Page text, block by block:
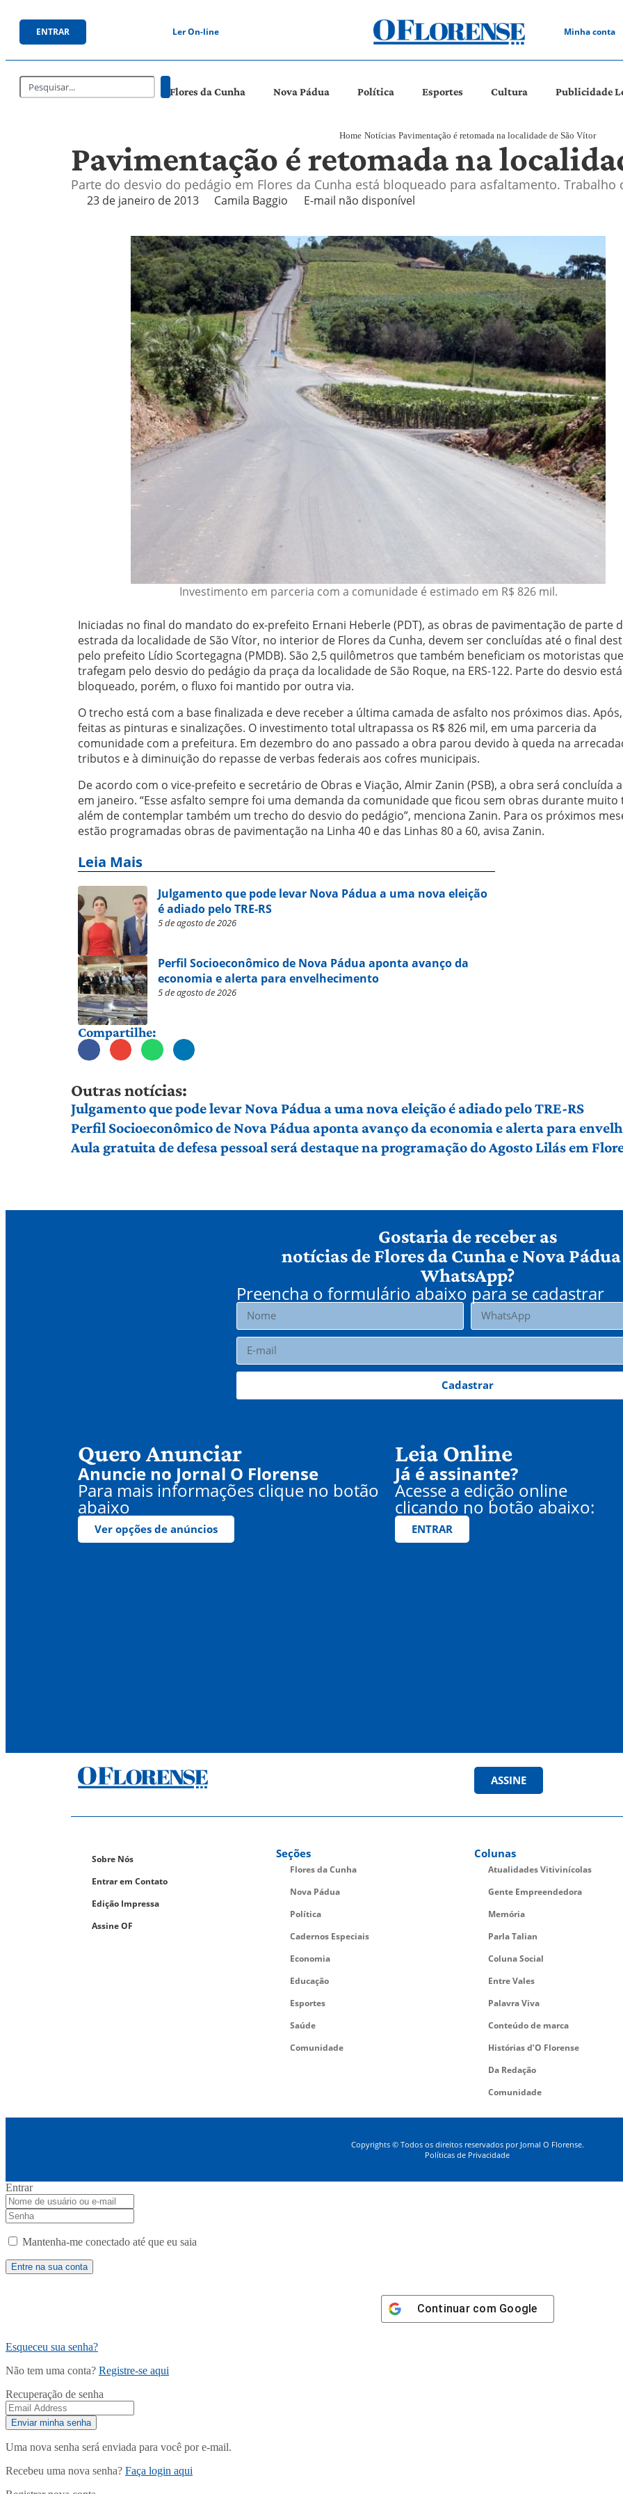
ENTRAR Ler On-line Minha conta
Flores da Cunha Nova Pádua Política Esportes Cultura Publicidade
Home Notícias Pavimentação é retomada na localidade de São Vítor
Pavimentação é retomada na
Parte do desvio do pedágio em Flores da Cunha está bloqueado para asfaltamento.
23 de janeiro de 2013 Camila Baggio E-mail não disponível
Investimento em parceria com a comunidade é estimado em R$ 826 mil.
Iniciadas no final do mandato do ex-prefeito Ernani Heberle (PDT), as obras de pavimentação de parte
estrada da localidade de São Vítor, no interior de Flores da Cunha, devem ser concluídas até o final
pelo prefeito Lídio Scortegagna (PMDB). São 2,5 quilômetros que também beneficiam os motoristas que
trafegam pelo desvio do pedágio da praça da localidade de São Roque, na ERS-122. Parte do desvio está
bloqueado, porém, o fluxo foi mantido por outra via.
O trecho está com a base finalizada e deve receber a última camada de asfalto nos próximos dias.
feitas as pinturas e sinalizações. O investimento total ultrapassa os R$ 826 mil, em uma parceria da
comunidade com a prefeitura. Em dezembro do ano passado a obra parou devido à queda na
tributos e à diminuição do repasse de verbas federais aos cofres municipais.
De acordo com o vice-prefeito e secretário de Obras e Viação, Almir Zanin (PSB), a obra será concluída
em janeiro. “Esse asfalto sempre foi uma demanda da comunidade que ficou sem obras durante muito
além de contemplar também um trecho do desvio do pedágio”, menciona Zanin. Para os próximos
estão programadas obras de pavimentação na Linha 40 e das Linhas 80 a 60, avisa Zanin.
Leia Mais
Julgamento que pode levar Nova Pádua a uma nova eleição
é adiado pelo TRE-RS
5 de agosto de 2026
Perfil Socioeconômico de Nova Pádua aponta avanço da
economia e alerta para envelhecimento
5 de agosto de 2026
Compartilhe:
Outras notícias:
Julgamento que pode levar Nova Pádua a uma nova eleição é adiado pelo TRE-RS
Perfil Socioeconômico de Nova Pádua aponta avanço da economia e alerta para
Aula gratuita de defesa pessoal será destaque na programação do Agosto Lilás em
Gostaria de receber as
notícias de Flores da Cunha e Nova
WhatsApp?
Preencha o formulário abaixo para se cadastrar
Cadastrar
Quero Anunciar
Anuncie no Jornal O Florense
Para mais informações clique no botão
abaixo
Ver opções de anúncios
Leia Online
Já é assinante?
Acesse a edição online
clicando no botão abaixo:
ENTRAR
ASSINE
Sobre Nós
Entrar em Contato
Edição Impressa
Assine OF
Seções
Flores da Cunha
Nova Pádua
Política
Cadernos Especiais
Economia
Educação
Esportes
Saúde
Comunidade
Colunas
Atualidades Vitivinícolas
Gente Empreendedora
Memória
Parla Talian
Coluna Social
Entre Vales
Palavra Viva
Conteúdo de marca
Histórias d’O Florense
Da Redação
Comunidade
Copyrights © Todos os direitos reservados por Jornal O Florense.
Políticas de Privacidade
Entrar
Mantenha-me conectado até que eu saia
Continuar com Google
Esqueceu sua senha?
Não tem uma conta? Registre-se aqui
Recuperação de senha
Uma nova senha será enviada para você por e-mail.
Recebeu uma nova senha? Faça login aqui